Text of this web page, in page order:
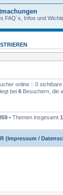
FAQ´s, Infos und
online :: 0
bei 6 Besuchern, die
• Themen insgesamt
(Impressum /